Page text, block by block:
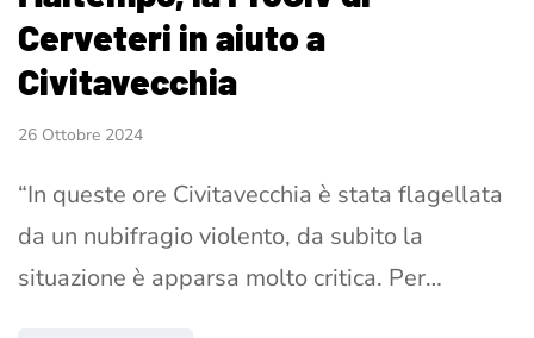
Cerveteri in aiuto a
Civitavecchia
26 Ottobre 2024
“In queste ore Civitavecchia è stata flagellata
da un nubifragio violento, da subito la
situazione è apparsa molto critica. Per…